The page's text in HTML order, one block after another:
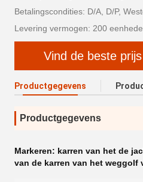
Betalingscondities: D/A, D/P,
Levering vermogen: 200
Vind de beste prijs
Productgegevens
Productgegevens
Markeren: karren van het de
van de karren van het weggolf